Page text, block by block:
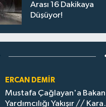
Arası 16 Dakikaya
Düşüyor!
ERCAN DEMIR
Mustafa Çağlayan'a Bakan
Yardımcılığı Yakışır // ​Kara